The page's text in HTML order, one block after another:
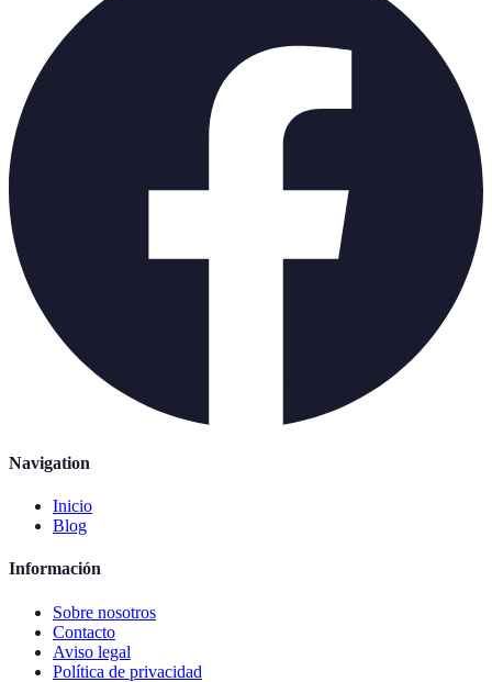
Navigation
Inicio
Blog
Información
Sobre nosotros
Contacto
Aviso legal
Política de privacidad